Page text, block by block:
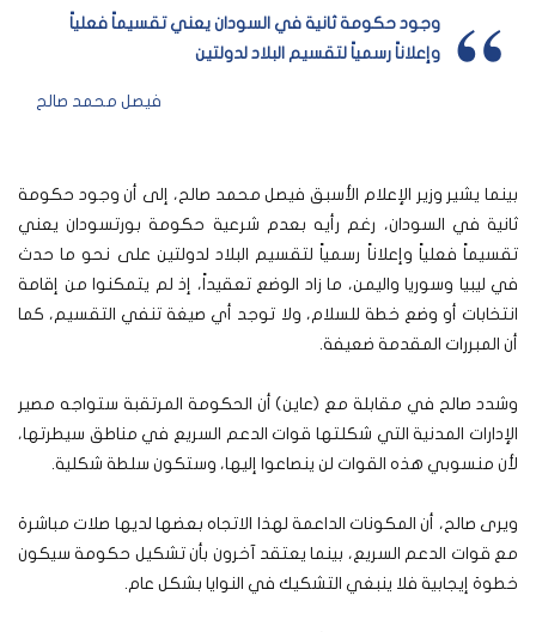
وجود حكومة ثانية في السودان يعني تقسيماً فعلياً
وإعلاناً رسمياً لتقسيم البلاد لدولتين
فيصل محمد صالح
بينما يشير وزير الإعلام الأسبق فيصل محمد صالح، إلى أن وجود حكومة
ثانية في السودان، رغم رأيه بعدم شرعية حكومة بورتسودان يعني
تقسيماً فعلياً وإعلاناً رسمياً لتقسيم البلاد لدولتين على نحو ما حدث
في ليبيا وسوريا واليمن، ما زاد الوضع تعقيداً، إذ لم يتمكنوا من إقامة
انتخابات أو وضع خطة للسلام، ولا توجد أي صيغة تنفي التقسيم، كما
أن المبررات المقدمة ضعيفة.
وشدد صالح في مقابلة مع (عاين) أن الحكومة المرتقبة ستواجه مصير
الإدارات المدنية التي شكلتها قوات الدعم السريع في مناطق سيطرتها،
لأن منسوبي هذه القوات لن ينصاعوا إليها، وستكون سلطة شكلية.
ويرى صالح، أن المكونات الداعمة لهذا الاتجاه بعضها لديها صلات مباشرة
مع قوات الدعم السريع، بينما يعتقد آخرون بأن تشكيل حكومة سيكون
خطوة إيجابية فلا ينبغي التشكيك في النوايا بشكل عام.